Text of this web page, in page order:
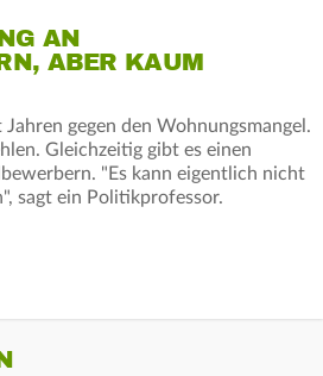
AN
ABER KAUM
gegen den Wohnungsmangel.
Gleichzeitig gibt es einen
"Es kann eigentlich nicht
sagt ein Politikprofessor.